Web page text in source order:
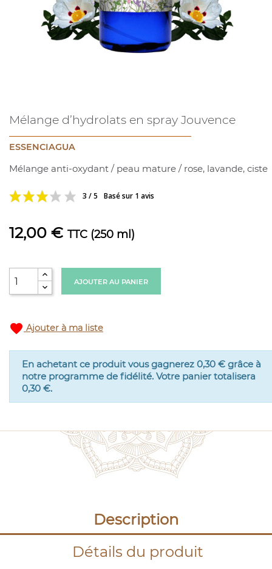
Mélange d’hydrolats en spray Jouvence
ESSENCIAGUA
Mélange anti-oxydant / peau mature / rose, lavande, ciste
3 / 5 Basé sur 1 avis
12,00 € TTC (250 ml)
AJOUTER AU PANIER
favorite Ajouter à ma liste
En achetant ce produit vous gagnerez 0,30 € grâce à
notre programme de fidélité. Votre panier totalisera
0,30 €.
Description
Détails du produit